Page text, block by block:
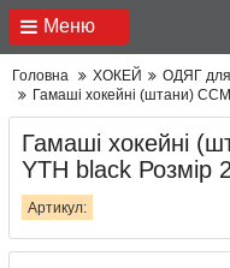
Меню
Головна ХОКЕЙ ОДЯГ для
Гамаші хокейні (штани)
Гамаші хокейні
YTH black Розмір
Артикул: